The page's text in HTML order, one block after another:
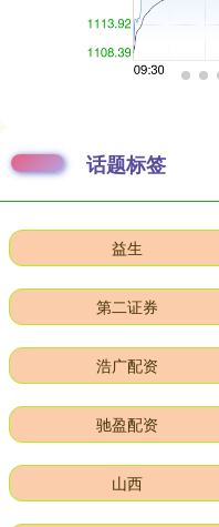
话题标签
益生
第二证券
浩广配资
驰盈配资
山西